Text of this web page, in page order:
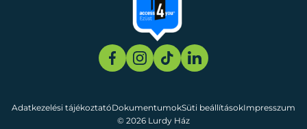
© 2026 Lurdy Ház
Adatkezelési tájékoztatóDokumentumokSüti beállításokImpresszum